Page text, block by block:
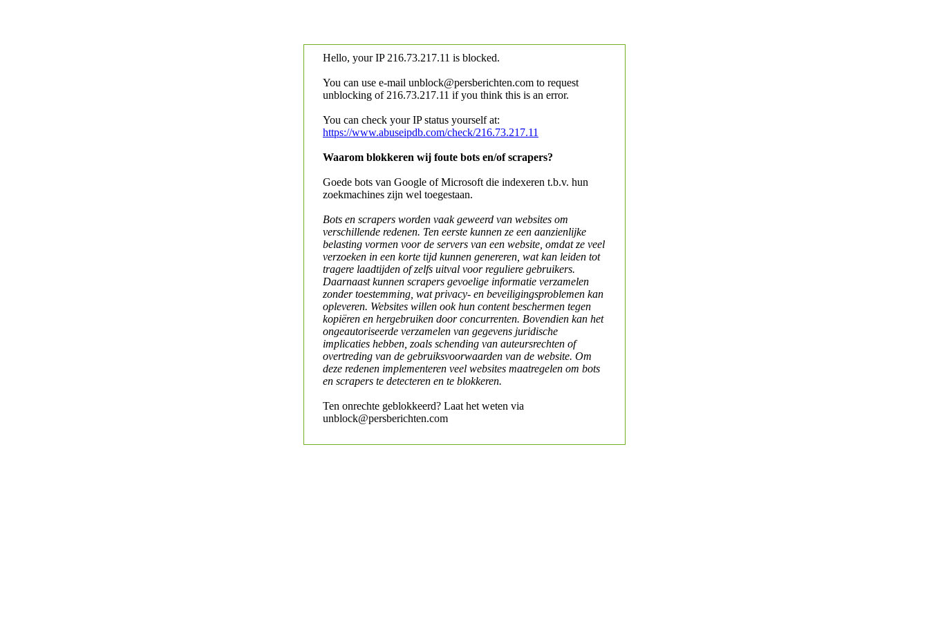
Hello, your IP 216.73.217.11 is blocked.
You can use e-mail unblock@persberichten.com to request
unblocking of 216.73.217.11 if you think this is an error.
You can check your IP status yourself at:
https://www.abuseipdb.com/check/216.73.217.11
Waarom blokkeren wij foute bots en/of scrapers?
Goede bots van Google of Microsoft die indexeren t.b.v. hun
zoekmachines zijn wel toegestaan.
Bots en scrapers worden vaak geweerd van websites om
verschillende redenen. Ten eerste kunnen ze een aanzienlijke
belasting vormen voor de servers van een website, omdat ze veel
verzoeken in een korte tijd kunnen genereren, wat kan leiden tot
tragere laadtijden of zelfs uitval voor reguliere gebruikers.
Daarnaast kunnen scrapers gevoelige informatie verzamelen
zonder toestemming, wat privacy- en beveiligingsproblemen kan
opleveren. Websites willen ook hun content beschermen tegen
kopiëren en hergebruiken door concurrenten. Bovendien kan het
ongeautoriseerde verzamelen van gegevens juridische
implicaties hebben, zoals schending van auteursrechten of
overtreding van de gebruiksvoorwaarden van de website. Om
deze redenen implementeren veel websites maatregelen om bots
en scrapers te detecteren en te blokkeren.
Ten onrechte geblokkeerd? Laat het weten via
unblock@persberichten.com